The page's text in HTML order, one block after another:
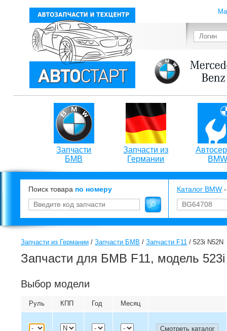
Запчасти
БМВ
Запчасти из
Германии
Поиск товара по номеру Каталог BMW
Запчасти из Германии / Запчасти БМВ / Запчасти F11 / 523i N52N
Запчасти для БМВ F11, модель
Выбор модели
Руль КПП Год Месяц